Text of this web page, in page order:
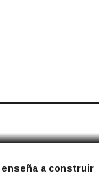
robar en
a construir